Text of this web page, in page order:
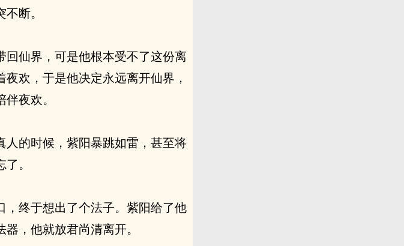
断。
回仙界，可是他根本受不了这份离
欢，于是他决定永远离开仙界，
夜欢。
的时候，紫阳暴跳如雷，甚至将
。
终于想出了个法子。紫阳给了他
，他就放君尚清离开。